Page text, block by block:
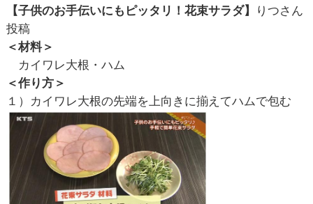
【子供のお手伝いにもピッタリ！花束サラダ】 りつさん
投稿
＜材料＞
カイワレ大根・ハム
＜作り方＞
１）カイワレ大根の先端を上向きに揃えてハムで包む